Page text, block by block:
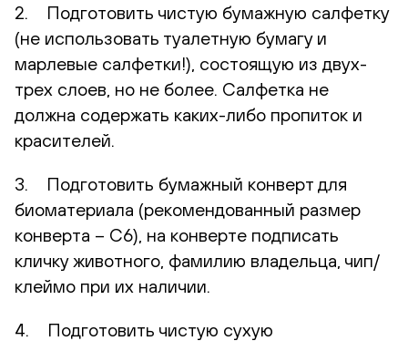
2. Подготовить чистую бумажную салфетку
(не использовать туалетную бумагу и
марлевые салфетки!), состоящую из двух-
трех слоев, но не более. Салфетка не
должна содержать каких-либо пропиток и
красителей.
3. Подготовить бумажный конверт для
биоматериала (рекомендованный размер
конверта – С6), на конверте подписать
кличку животного, фамилию владельца, чип/
клеймо при их наличии.
4. Подготовить чистую сухую